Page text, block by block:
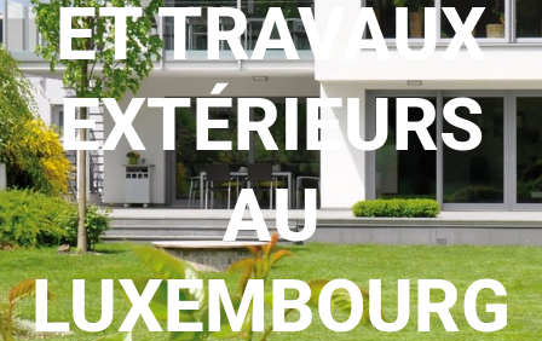
ET TRAVAUX
EXTÉRIEURS
AU
LUXEMBOURG